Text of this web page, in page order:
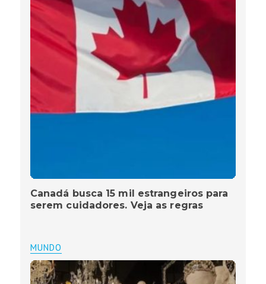
Canadá busca 15 mil estrangeiros para
serem cuidadores. Veja as regras
MUNDO